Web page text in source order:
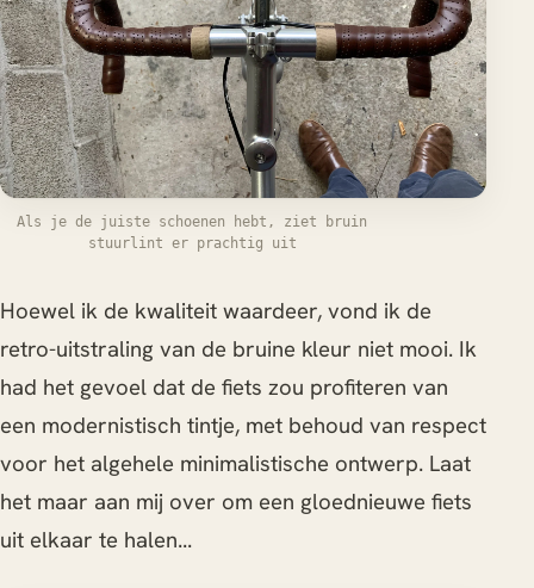
Als je de juiste schoenen hebt, ziet bruin
stuurlint er prachtig uit
Hoewel ik de kwaliteit waardeer, vond ik de
retro-uitstraling van de bruine kleur niet mooi. Ik
had het gevoel dat de fiets zou profiteren van
een modernistisch tintje, met behoud van respect
voor het algehele minimalistische ontwerp. Laat
het maar aan mij over om een gloednieuwe fiets
uit elkaar te halen...